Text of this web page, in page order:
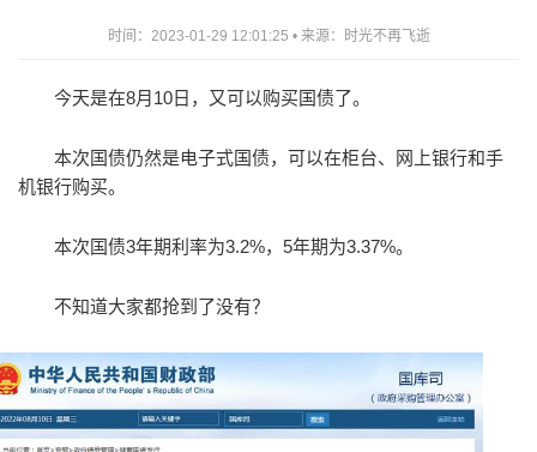
时间：2023-01-29 12:01:25 • 来源：时光不再飞逝
今天是在8月10日，又可以购买国债了。
本次国债仍然是电子式国债，可以在柜台、网上银行和手
机银行购买。
本次国债3年期利率为3.2%，5年期为3.37%。
不知道大家都抢到了没有？